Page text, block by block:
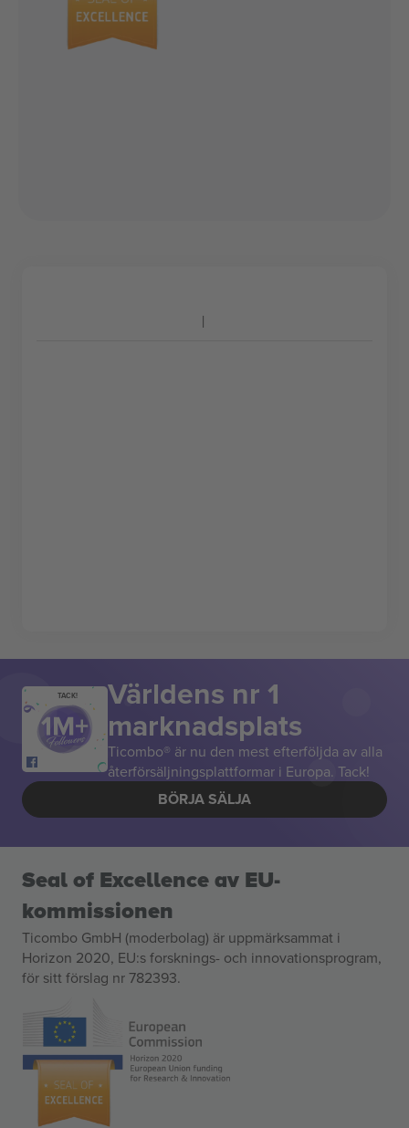
TACK! Världens nr 1
marknadsplats
Ticombo® är nu den mest efterföljda av alla
återförsäljningsplattformar i Europa. Tack!
BÖRJA SÄLJA
Seal of Excellence av EU-
kommissionen
Ticombo GmbH (moderbolag) är uppmärksammat i
Horizon 2020, EU:s forsknings- och innovationsprogram,
för sitt förslag nr 782393.